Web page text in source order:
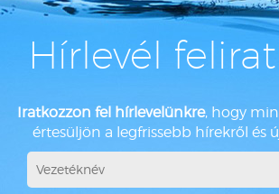
Hírlevél
Iratkozzon fel hírlevelünkre, hogy
értesüljön a legfrissebb hírekről és